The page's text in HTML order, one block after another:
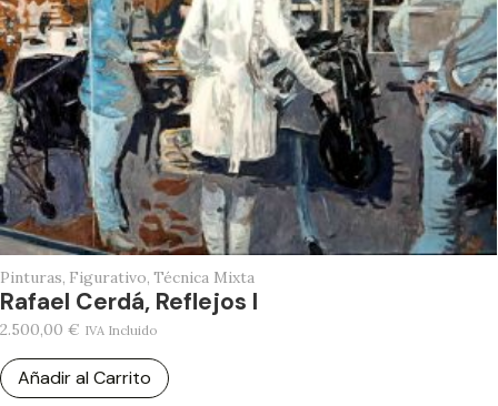
Pinturas, Figurativo, Técnica Mixta
Rafael Cerdá, Reflejos I
2.500,00 € IVA Incluido
Añadir al Carrito